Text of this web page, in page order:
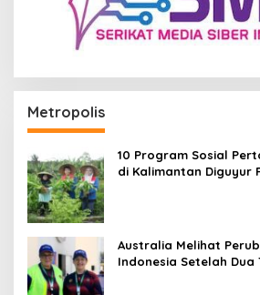
Metropolis
10 Program Sosial
di Kalimantan Diguyur
Australia Melihat
Indonesia Setelah Dua